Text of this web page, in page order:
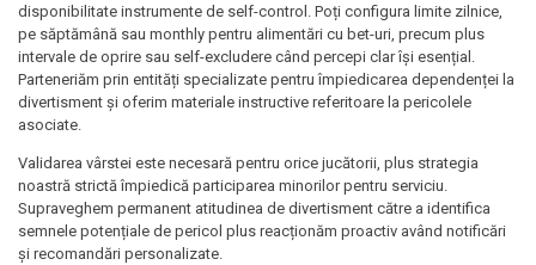
disponibilitate instrumente de self-control. Poți configura limite zilnice,
pe săptămână sau monthly pentru alimentări cu bet-uri, precum plus
intervale de oprire sau self-excludere când percepi clar își esențial.
Parteneriăm prin entități specializate pentru împiedicarea dependenței la
divertisment și oferim materiale instructive referitoare la pericolele
asociate.
Validarea vârstei este necesară pentru orice jucătorii, plus strategia
noastră strictă împiedică participarea minorilor pentru serviciu.
Supraveghem permanent atitudinea de divertisment către a identifica
semnele potențiale de pericol plus reacționăm proactiv având notificări
și recomandări personalizate.